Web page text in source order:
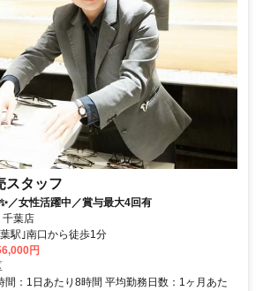
スタッフ
／女性活躍中／賞与最大4回有
葉店
駅｣南口から徒歩1分
円
間：1日あたり8時間 平均勤務日数：1ヶ月あた